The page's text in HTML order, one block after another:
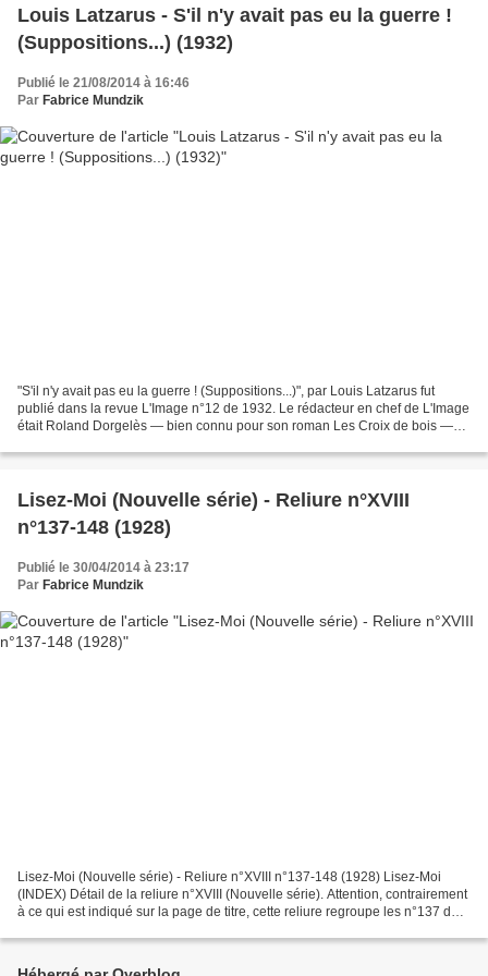
Louis Latzarus - S'il n'y avait pas eu la guerre !
(Suppositions...) (1932)
Publié le 21/08/2014 à 16:46
Par Fabrice Mundzik
"S'il n'y avait pas eu la guerre ! (Suppositions...)", par Louis Latzarus fut
publié dans la revue L'Image n°12 de 1932. Le rédacteur en chef de L'Image
était Roland Dorgelès — bien connu pour son roman Les Croix de bois —
Lisez-Moi (Nouvelle série) - Reliure n°XVIII
n°137-148 (1928)
Publié le 30/04/2014 à 23:17
Par Fabrice Mundzik
Lisez-Moi (Nouvelle série) - Reliure n°XVIII n°137-148 (1928) Lisez-Moi
(INDEX) Détail de la reliure n°XVIII (Nouvelle série). Attention, contrairement
à ce qui est indiqué sur la page de titre, cette reliure regroupe les n°137 du